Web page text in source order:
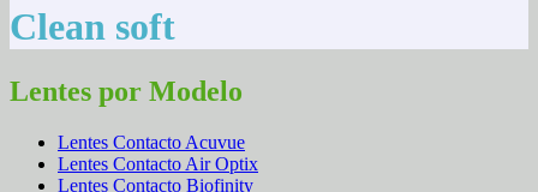
Clean soft
Lentes por Modelo
Lentes Contacto Acuvue
Lentes Contacto Air Optix
Lentes Contacto Biofinity